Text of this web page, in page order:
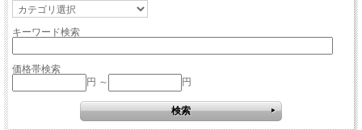
キーワード検索
価格帯検索
円 ～
円